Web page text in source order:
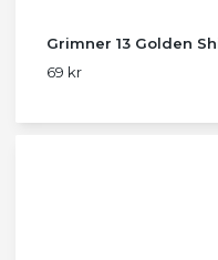
Grimner 13 Golden
69 kr